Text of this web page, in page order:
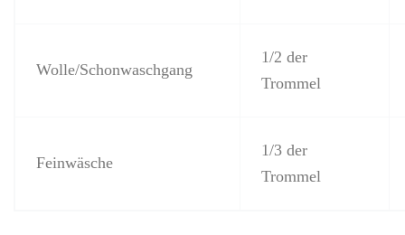
Wolle/Schonwaschgang
1/2 der
Trommel
Feinwäsche
1/3 der
Trommel